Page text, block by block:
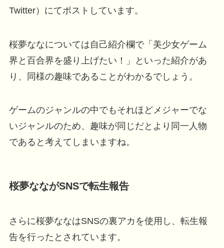
Twitter）にてポストしています。
桜夢ななについては自己紹介欄で「美少女ゲーム
界と百合界を盛り上げたい！」といった紹介があ
り、同様の趣味であることがわかるでしょう。
ゲームのジャンルの中でもそれほどメジャーでな
いジャンルのため、趣味が同じだとより同一人物
であると考えてしまいますね。
桜夢なながSNSで転生報告
さらに桜夢ななはSNSの裏アカを使用し、転生報
告を行ったとされています。